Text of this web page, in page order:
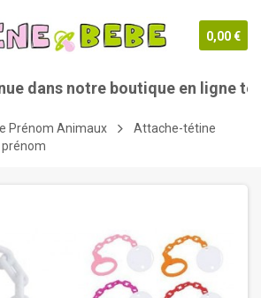
0,00 €
dans notre boutique en ligne
Prénom Animaux
Attache-tétine